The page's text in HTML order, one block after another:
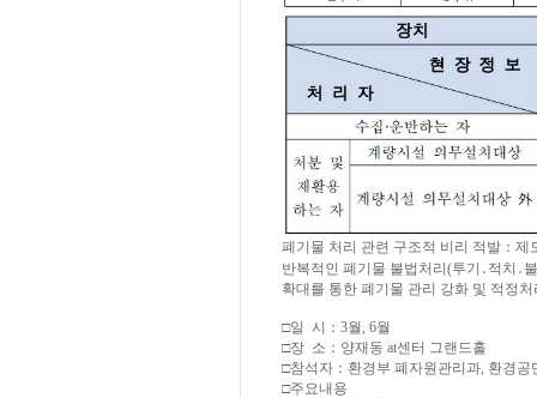
폐기물 처리 관련 구조적 비리 적발：제
반복적인 폐기물 불법처리(투기․적치․
확대를 통한 폐기물 관리 강화 및 적정
□일 시：3월, 6월
□장 소：양재동 at센터 그랜드홀
□참석자：환경부 폐자원관리과, 환경
□주요내용